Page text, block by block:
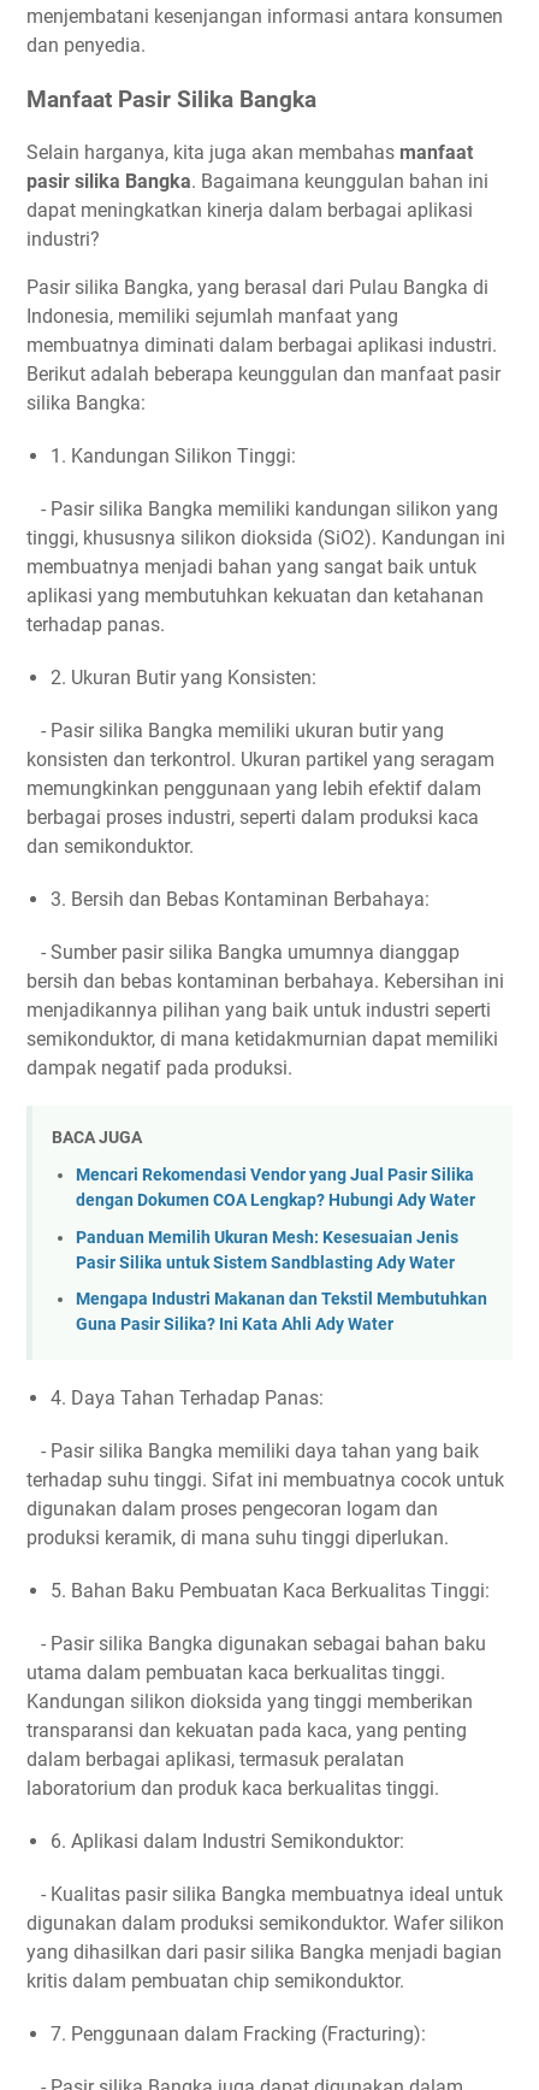
menjembatani kesenjangan informasi antara konsumen
dan penyedia.
Manfaat Pasir Silika Bangka
Selain harganya, kita juga akan membahas manfaat
pasir silika Bangka. Bagaimana keunggulan bahan ini
dapat meningkatkan kinerja dalam berbagai aplikasi
industri?
Pasir silika Bangka, yang berasal dari Pulau Bangka di
Indonesia, memiliki sejumlah manfaat yang
membuatnya diminati dalam berbagai aplikasi industri.
Berikut adalah beberapa keunggulan dan manfaat pasir
silika Bangka:
1. Kandungan Silikon Tinggi:
- Pasir silika Bangka memiliki kandungan silikon yang
tinggi, khususnya silikon dioksida (SiO2). Kandungan ini
membuatnya menjadi bahan yang sangat baik untuk
aplikasi yang membutuhkan kekuatan dan ketahanan
terhadap panas.
2. Ukuran Butir yang Konsisten:
- Pasir silika Bangka memiliki ukuran butir yang
konsisten dan terkontrol. Ukuran partikel yang seragam
memungkinkan penggunaan yang lebih efektif dalam
berbagai proses industri, seperti dalam produksi kaca
dan semikonduktor.
3. Bersih dan Bebas Kontaminan Berbahaya:
- Sumber pasir silika Bangka umumnya dianggap
bersih dan bebas kontaminan berbahaya. Kebersihan ini
menjadikannya pilihan yang baik untuk industri seperti
semikonduktor, di mana ketidakmurnian dapat memiliki
dampak negatif pada produksi.
BACA JUGA
Mencari Rekomendasi Vendor yang Jual Pasir Silika
dengan Dokumen COA Lengkap? Hubungi Ady Water
Panduan Memilih Ukuran Mesh: Kesesuaian Jenis
Pasir Silika untuk Sistem Sandblasting Ady Water
Mengapa Industri Makanan dan Tekstil Membutuhkan
Guna Pasir Silika? Ini Kata Ahli Ady Water
4. Daya Tahan Terhadap Panas:
- Pasir silika Bangka memiliki daya tahan yang baik
terhadap suhu tinggi. Sifat ini membuatnya cocok untuk
digunakan dalam proses pengecoran logam dan
produksi keramik, di mana suhu tinggi diperlukan.
5. Bahan Baku Pembuatan Kaca Berkualitas Tinggi:
- Pasir silika Bangka digunakan sebagai bahan baku
utama dalam pembuatan kaca berkualitas tinggi.
Kandungan silikon dioksida yang tinggi memberikan
transparansi dan kekuatan pada kaca, yang penting
dalam berbagai aplikasi, termasuk peralatan
laboratorium dan produk kaca berkualitas tinggi.
6. Aplikasi dalam Industri Semikonduktor:
- Kualitas pasir silika Bangka membuatnya ideal untuk
digunakan dalam produksi semikonduktor. Wafer silikon
yang dihasilkan dari pasir silika Bangka menjadi bagian
kritis dalam pembuatan chip semikonduktor.
7. Penggunaan dalam Fracking (Fracturing):